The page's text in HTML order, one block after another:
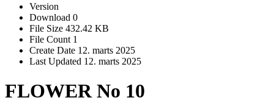
Version
Download 0
File Size 432.42 KB
File Count 1
Create Date 12. marts 2025
Last Updated 12. marts 2025
FLOWER No 10